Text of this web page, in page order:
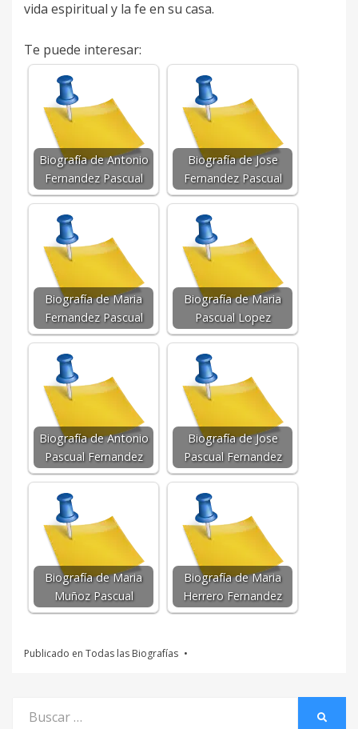
vida espiritual y la fe en su casa.
Te puede interesar:
Biografía de Antonio
Fernandez Pascual
Biografía de Jose
Fernandez Pascual
Biografía de Maria
Fernandez Pascual
Biografía de Maria
Pascual Lopez
Biografía de Antonio
Pascual Fernandez
Biografía de Jose
Pascual Fernandez
Biografía de Maria
Muñoz Pascual
Biografía de Maria
Herrero Fernandez
Publicado en Todas las Biografías